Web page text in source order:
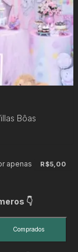
Bôas
apenas R$5,00
👇
Comprados